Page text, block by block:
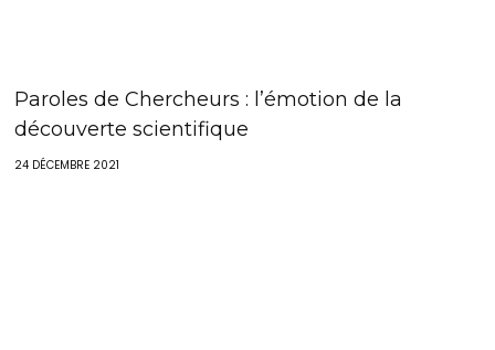
Paroles de Chercheurs : l’émotion de la
découverte scientifique
24 DÉCEMBRE 2021